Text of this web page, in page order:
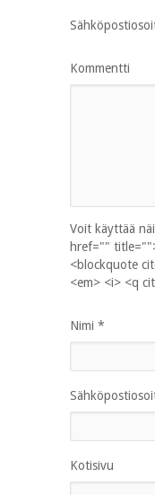
Kommentti
Voit käyttää
href=""
<blockquote
<em> <i> <q
Nimi *
Kotisivu